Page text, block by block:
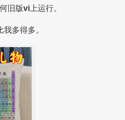
旧版vi上运行。
多得多。